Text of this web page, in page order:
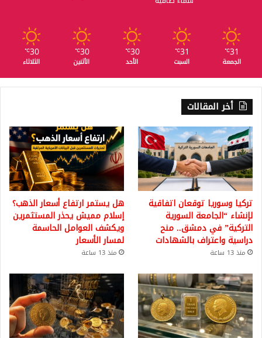
31
℃
الجمعة
31
℃
السبت
30
℃
الأحد
30
℃
الأثنين
30
℃
الثلاثاء
أخر المقالات
تركيا وسوريا توقعان اتفاقية
لإنشاء “الجامعة السورية
التركية” في دمشق.. منح
دراسية واعتراف بالشهادات
منذ 13 ساعة
هل يستمر ارتفاع أسعار الذهب؟
إسلام مميش يحذر المستثمرين
ويكشف العوامل الحاسمة
لمسار الأسعار
منذ 13 ساعة